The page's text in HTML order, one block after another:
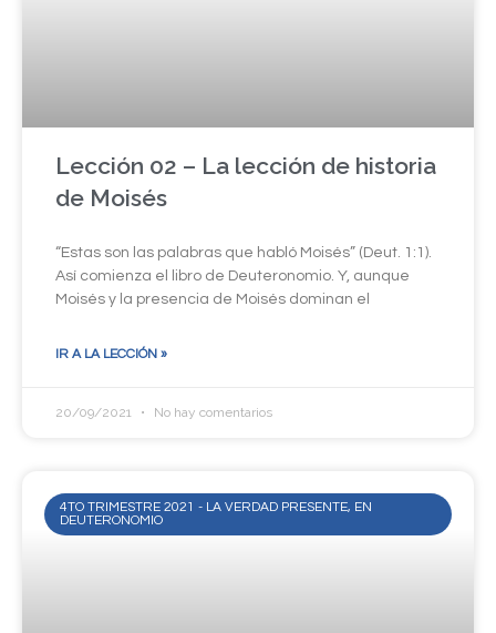
Lección 02 – La lección de historia
de Moisés
“Estas son las palabras que habló Moisés” (Deut. 1:1).
Así comienza el libro de Deuteronomio. Y, aunque
Moisés y la presencia de Moisés dominan el
IR A LA LECCIÓN »
20/09/2021 No hay comentarios
4TO TRIMESTRE 2021 - LA VERDAD PRESENTE, EN
DEUTERONOMIO